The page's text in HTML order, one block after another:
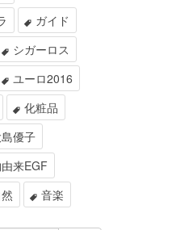
ガイド
シガーロス
ユーロ2016
化粧品
優子
来EGF
音楽